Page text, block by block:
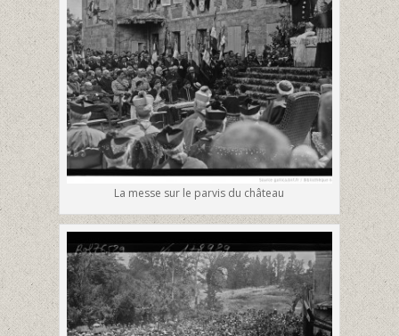
La messe sur le parvis du château